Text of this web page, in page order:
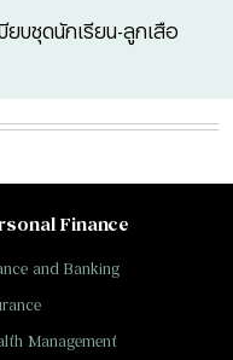
ยบชุดนักเรียน-ลูกเสือ
Finance
and Banking
Management